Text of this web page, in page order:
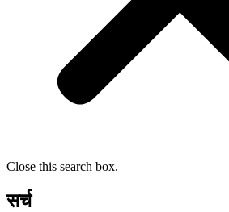
Close this search box.
सर्च